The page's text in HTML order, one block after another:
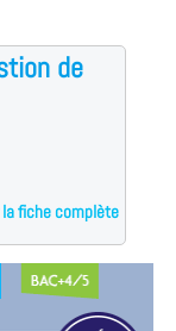
de
la fiche complète